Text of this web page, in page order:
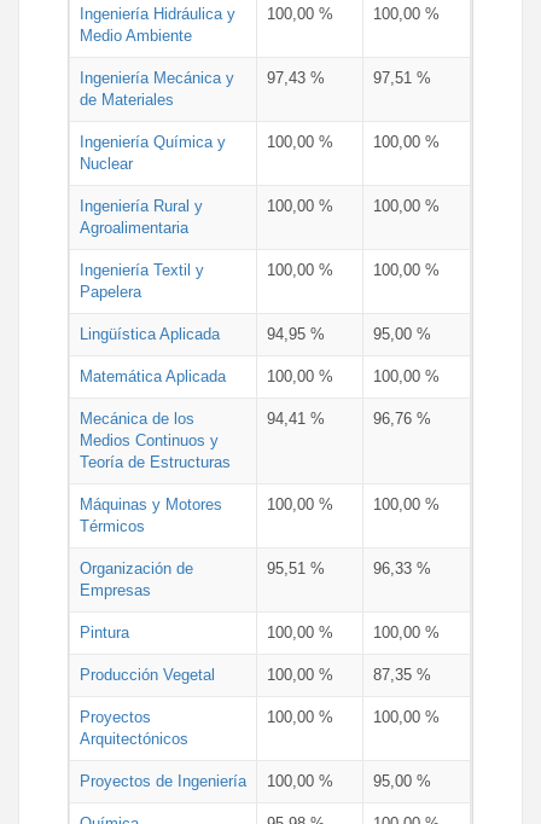
Ingeniería Hidráulica y
Medio Ambiente
100,00 % 100,00 %
Ingeniería Mecánica y
de Materiales
97,43 % 97,51 %
Ingeniería Química y
Nuclear
100,00 % 100,00 %
Ingeniería Rural y
Agroalimentaria
100,00 % 100,00 %
Ingeniería Textil y
Papelera
100,00 % 100,00 %
Lingüística Aplicada 94,95 % 95,00 %
Matemática Aplicada 100,00 % 100,00 %
Mecánica de los
Medios Continuos y
Teoría de Estructuras
94,41 % 96,76 %
Máquinas y Motores
Térmicos
100,00 % 100,00 %
Organización de
Empresas
95,51 % 96,33 %
Pintura 100,00 % 100,00 %
Producción Vegetal 100,00 % 87,35 %
Proyectos
Arquitectónicos
100,00 % 100,00 %
Proyectos de Ingeniería 100,00 % 95,00 %